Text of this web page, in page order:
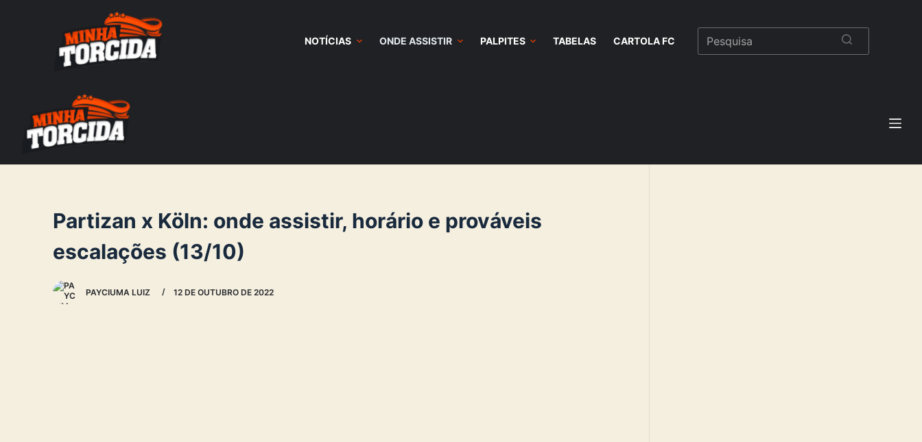
NOTÍCIAS ONDE ASSISTIR PALPITES TABELAS CARTOLA FC
Partizan x Köln: onde assistir, horário e prováveis
escalações (13/10)
PAYCIUMA LUIZ 12 DE OUTUBRO DE 2022